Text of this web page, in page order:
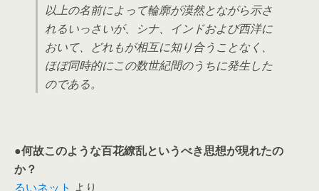
以上の名前によって輪廓が漠然とながら示さ
れるいっさいが、シナ、インドおよび西洋に
おいて、どれもが相互に知り合うことなく、
ほぼ同時的にこの数世紀間のうちに発生した
のである。
●何故このような百花繚乱というべき思想が現れたの
か？
るいネット より